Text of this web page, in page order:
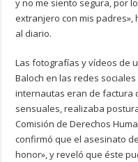
y no me siento segura, por
extranjero con mis
al diario.
Las fotografías y vídeos de
Baloch en las redes
internautas eran de factura
sensuales, realizaba
Comisión de Derechos
confirmó que el asesinato
honor», y reveló que éste